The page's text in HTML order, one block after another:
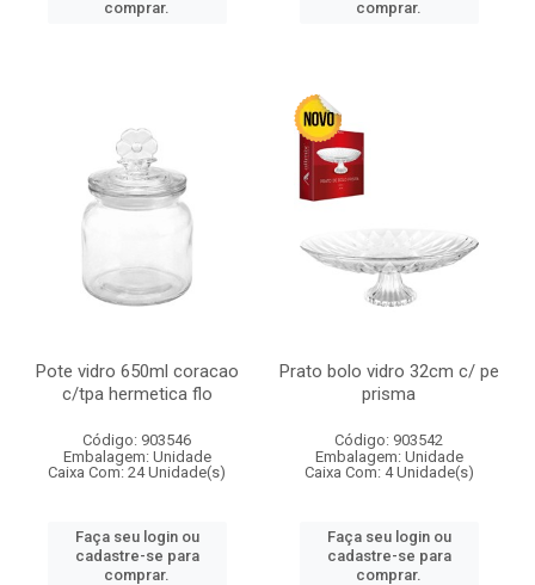
comprar.
comprar.
Pote vidro 650ml coracao
c/tpa hermetica flo
Código: 903546
Embalagem: Unidade
Caixa Com: 24 Unidade(s)
Faça seu login ou
cadastre-se para
comprar.
Prato bolo vidro 32cm c/ pe
prisma
Código: 903542
Embalagem: Unidade
Caixa Com: 4 Unidade(s)
Faça seu login ou
cadastre-se para
comprar.